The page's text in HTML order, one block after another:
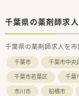
千葉県の薬剤師求
千葉県の薬剤師求人を市
千葉市 千葉市中央
千葉市若葉区
千葉
市川市
船橋市